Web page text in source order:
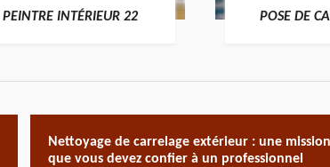
PEINTRE INTÉRIEUR 22 POSE DE
Nettoyage de carrelage extérieur : une mission
que vous devez confier à un professionnel